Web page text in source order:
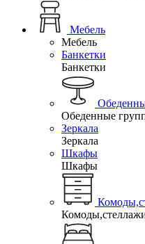
Мебель
Мебель
Банкетки
Банкетки
Обеденные
Зеркала
Зеркала
Шкафы
Шкафы